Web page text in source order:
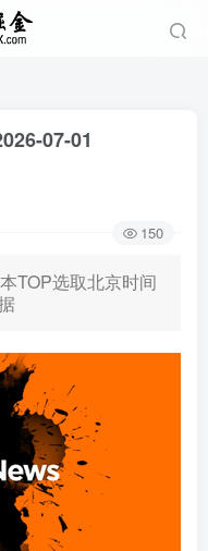
07-01
150
TOP选取北京时间